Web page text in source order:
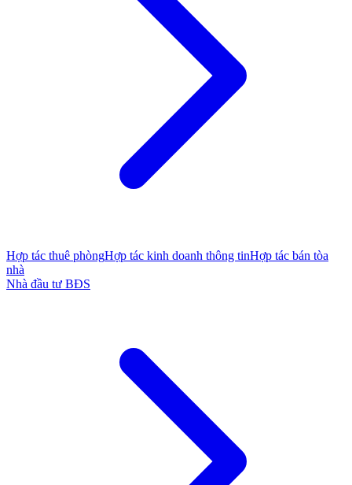
Hợp tác thuê phòngHợp tác kinh doanh thông tinHợp tác bán tòa
nhà
Nhà đầu tư BĐS